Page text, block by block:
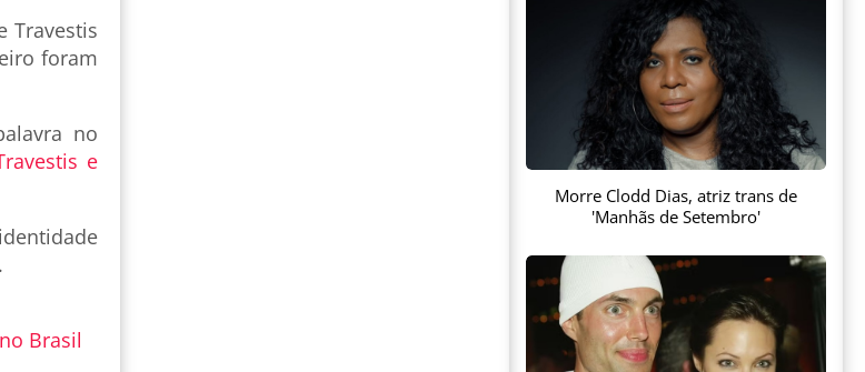
Travestis
foram
no
e
Brasil
Morre Clodd Dias, atriz trans de
'Manhãs de Setembro'